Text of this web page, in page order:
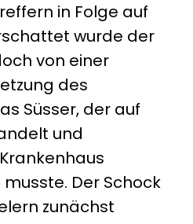
in Folge auf
wurde der
von einer
des
Süsser, der auf
und
Der Schock
zunächst